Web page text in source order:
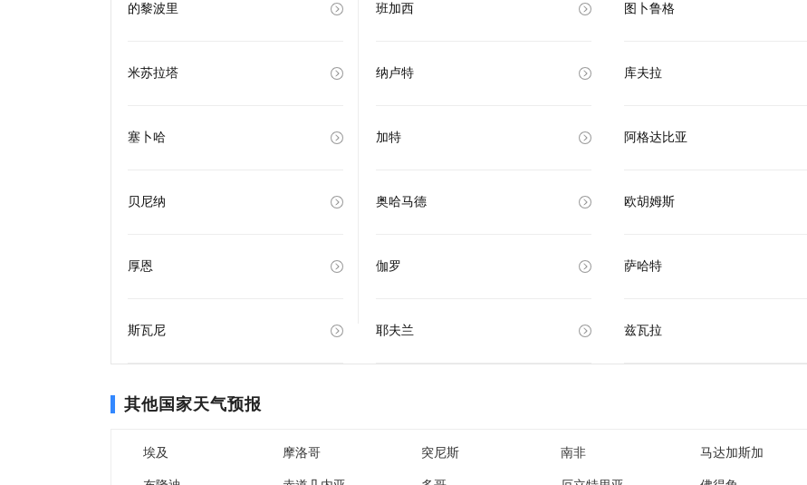
的黎波里 班加西 图卜鲁格
米苏拉塔 纳卢特 库夫拉
塞卜哈 加特 阿格达比亚
贝尼纳 奥哈马德 欧胡姆斯
厚恩 伽罗 萨哈特
斯瓦尼 耶夫兰 兹瓦拉
其他国家天气预报
埃及 摩洛哥 突尼斯 南非 马达加斯加